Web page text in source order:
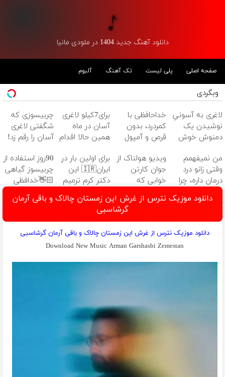
دانلود آهنگ جدید 1404 در ملودی مانیا
صفحه اصلی پلی لیست تک آهنگ آلبوم
وبگردی
لاغری به آسونیِ
نوشیدن یک
دمنوش خوش
خداحافظی با
کمردرد، بدون
قرص و آمپول
برای7کیلو لاغری
آسان در ماه
همین حالا اقدام
قیمت قدیم
چربیسوزی که
شگفتی لاغری
آسان را رقم زد!
من نمیفهمم
وقتی زانو درد
درمان داره، چرا
دردش رو داری
تحمل میکنی؟❗
ویدیو هولناک از
جوان کارتن
خوابی که
آموزش رایگان
برای اولین بار در
ایران🇮🇷 این
دکتر کرم ترمیم
ساخت!
90روز استفاده از
چربیسوز گیاهی
👋🏻خدافظی
همیشگی با
چاقی!خرید با
دانلود موزیک نترس از غرش این زمستان چالاک و باقی آرمان
گرشاسبی
دانلود موزیک نترس از غرش این زمستان چالاک و باقی آرمان گرشاسبی
Download New Music Arman Garshasbi Zemestan